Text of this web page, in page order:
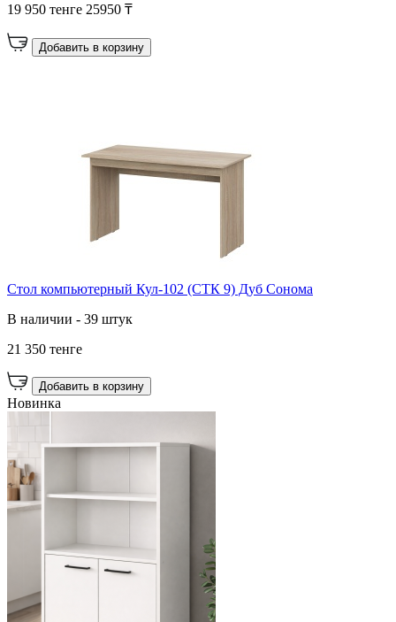
19 950 тенге 25950 ₸
Добавить в корзину
Стол компьютерный Кул-102 (СТК 9) Дуб Сонома
В наличии - 39 штук
21 350 тенге
Добавить в корзину
Новинка